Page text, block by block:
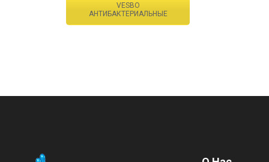
VESBO
АНТИБАКТЕРИАЛЬНЫЕ